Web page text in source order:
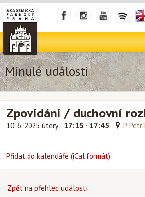
Minulé události
Zpovídání / duchovní
10. 6. 2025 úterý 17:15 - 17:45 P. Petr
Přidat do kalendáře (iCal formát)
Zpět na přehled událostí